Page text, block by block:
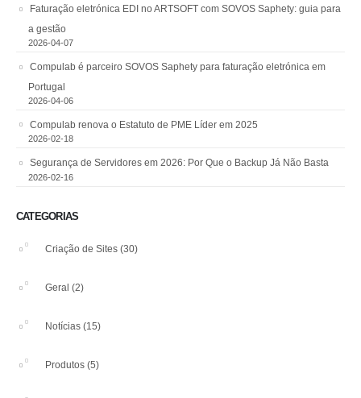
Faturação eletrónica EDI no ARTSOFT com SOVOS Saphety: guia para
a gestão
2026-04-07
Compulab é parceiro SOVOS Saphety para faturação eletrónica em
Portugal
2026-04-06
Compulab renova o Estatuto de PME Líder em 2025
2026-02-18
Segurança de Servidores em 2026: Por Que o Backup Já Não Basta
2026-02-16
CATEGORIAS
Criação de Sites (30)
Geral (2)
Notícias (15)
Produtos (5)